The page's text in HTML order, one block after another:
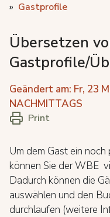
Gastprofile
Übersetzen
Gastprofile/
Geändert am: Fr, 23
NACHMITTAGS
Print
Um dem Gast ein
können Sie der WBE
Dadurch können die
auswählen und den
durchlaufen (weitere